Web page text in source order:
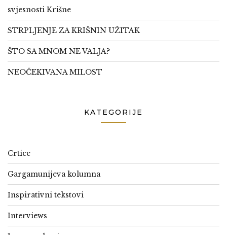
svjesnosti Krišne
STRPLJENJE ZA KRIŠNIN UŽITAK
ŠTO SA MNOM NE VALJA?
NEOČEKIVANA MILOST
KATEGORIJE
Crtice
Gargamunijeva kolumna
Inspirativni tekstovi
Interviews